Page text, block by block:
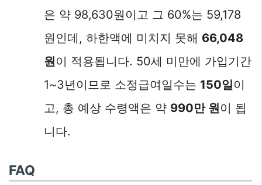
은 약 98,630원이고 그 60%는 59,178
원인데, 하한액에 미치지 못해 66,048
원이 적용됩니다. 50세 미만에 가입기간
1~3년이므로 소정급여일수는 150일이
고, 총 예상 수령액은 약 990만 원이 됩
니다.
FAQ